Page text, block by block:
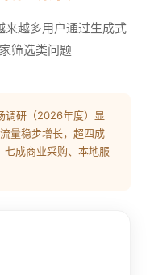
来越多用户通过生成式
筛选类问题
调研（2026年度）显
量稳步增长，超四成
七成商业采购、本地服